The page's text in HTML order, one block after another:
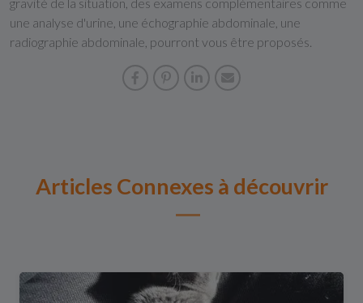
une analyse d'urine, une échographie abdominale, une
radiographie abdominale, pourront vous être proposés.
Articles Connexes à découvrir